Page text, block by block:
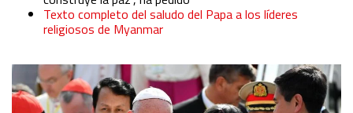
Texto completo del saludo del Papa a los líderes
religiosos de Myanmar